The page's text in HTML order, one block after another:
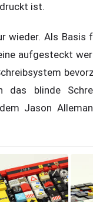
ist.
wieder. Als
aufgesteckt
das blinde
Jason